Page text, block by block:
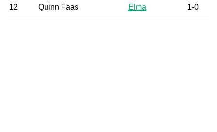
12 Quinn Faas Elma 1-0